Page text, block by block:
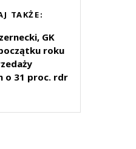
TAKŻE:
GK
roku
o 31 proc. rdr